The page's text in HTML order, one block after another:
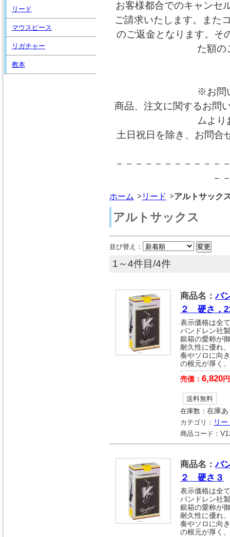
お客様都合でのキャンセ
ご請求いたします。また
のご返金となります。そ
た額の
※お問
商品、注文に関するお問
ムより
土日祝日を除き、お問合
－－－－－－－－－－－
－
ホーム リード アルトサック
アルトサックス
並び替え：
1～4件目/4件
商品名：バ
２ 硬さ，
表示価格は全
バンドレン社
銀箱の愛称が
耐久性に優れ
奏やソロに向
の根元が厚く
売価： 6,820 円
送料無料
在庫数： 在庫あ
カテゴリ： リー
商品コード：
商品名：バ
２ 硬さ３
表示価格は全
バンドレン社
銀箱の愛称が
耐久性に優れ
奏やソロに向
の根元が厚く
リード
マウスピース
リガチャー
教本